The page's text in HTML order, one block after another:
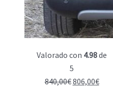
Valorado con 4.98de
5
840,00€El
806,00€El